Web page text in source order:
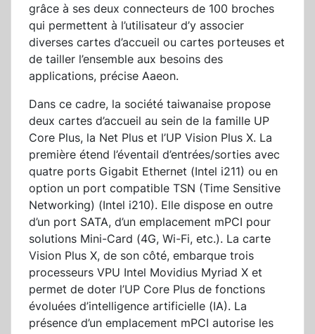
grâce à ses deux connecteurs de 100 broches
qui permettent à l’utilisateur d’y associer
diverses cartes d’accueil ou cartes porteuses et
de tailler l’ensemble aux besoins des
applications, précise Aaeon.
Dans ce cadre, la société taiwanaise propose
deux cartes d’accueil au sein de la famille UP
Core Plus, la Net Plus et l’UP Vision Plus X. La
première étend l’éventail d’entrées/sorties avec
quatre ports Gigabit Ethernet (Intel i211) ou en
option un port compatible TSN (Time Sensitive
Networking) (Intel i210). Elle dispose en outre
d’un port SATA, d’un emplacement mPCI pour
solutions Mini-Card (4G, Wi-Fi, etc.). La carte
Vision Plus X, de son côté, embarque trois
processeurs VPU Intel Movidius Myriad X et
permet de doter l’UP Core Plus de fonctions
évoluées d’intelligence artificielle (IA). La
présence d’un emplacement mPCI autorise les